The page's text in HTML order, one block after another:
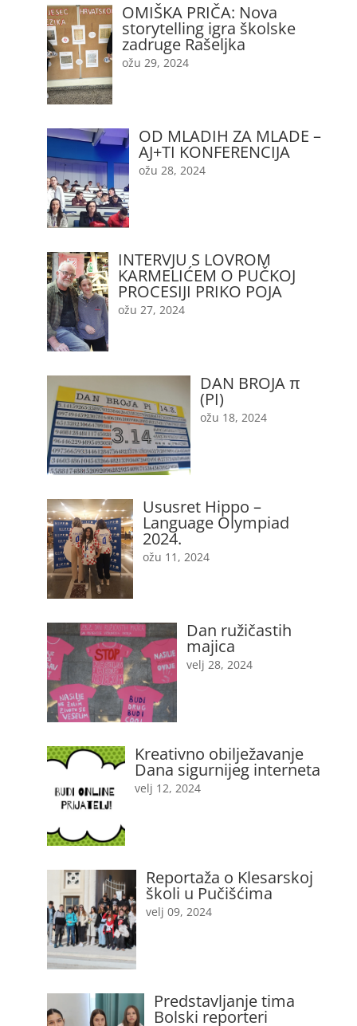
OMIŠKA PRIČA: Nova
storytelling igra školske
zadruge Rašeljka
ožu 29, 2024
OD MLADIH ZA MLADE –
AJ+TI KONFERENCIJA
ožu 28, 2024
INTERVJU S LOVROM
KARMELIĆEM O PUČKOJ
PROCESIJI PRIKO POJA
ožu 27, 2024
DAN BROJA π
(PI)
ožu 18, 2024
Ususret Hippo –
Language Olympiad
2024.
ožu 11, 2024
Dan ružičastih
majica
velj 28, 2024
Kreativno obilježavanje
Dana sigurnijeg interneta
velj 12, 2024
Reportaža o Klesarskoj
školi u Pučišćima
velj 09, 2024
Predstavljanje tima
Bolski reporteri